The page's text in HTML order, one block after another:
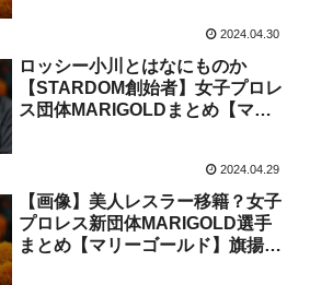
2024.04.30
ロッシー小川とはなにものか
【STARDOM創始者】女子プロレ
ス団体MARIGOLDまとめ【マリ
2024.04.29
【画像】美人レスラー移籍？女子
プロレス新団体MARIGOLD選手
まとめ【マリーゴールド】旗揚げ